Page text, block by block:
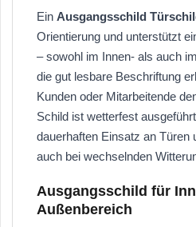
Ein Ausgangsschild
Orientierung und unterstützt
– sowohl im Innen- als auch
die gut lesbare Beschriftung
Kunden oder Mitarbeitende
Schild ist wetterfest
dauerhaften Einsatz an Türen
auch bei wechselnden
Ausgangsschild für
Außenbereich